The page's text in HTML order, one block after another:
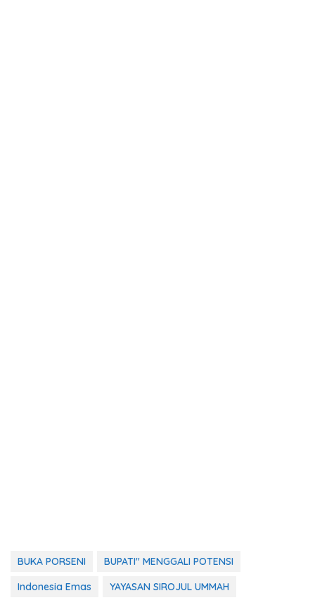
BUKA PORSENI
BUPATI" MENGGALI POTENSI
Indonesia Emas
YAYASAN SIROJUL UMMAH